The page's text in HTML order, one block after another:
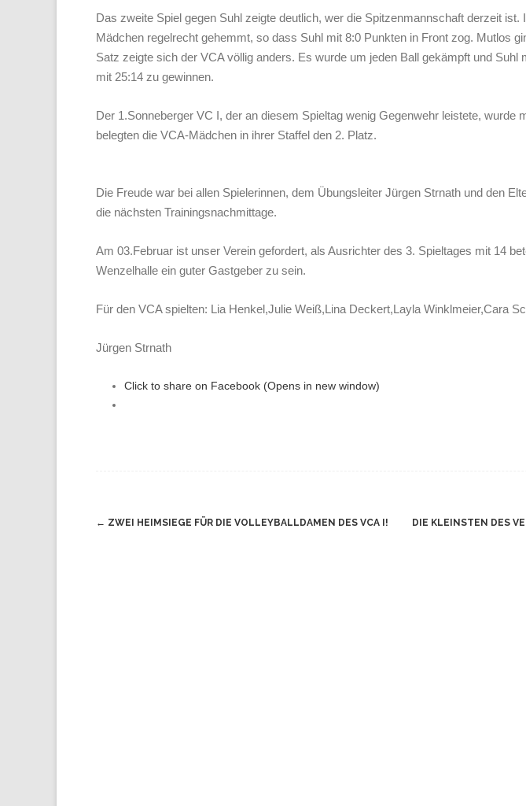
Das zweite Spiel gegen Suhl zeigte deutlich, wer die Spitzenmannschaft derzeit
Mädchen regelrecht gehemmt, so dass Suhl mit 8:0 Punkten in Front zog. Mutlos
Satz zeigte sich der VCA völlig anders. Es wurde um jeden Ball gekämpft und Suhl
mit 25:14 zu gewinnen.
Der 1.Sonneberger VC I, der an diesem Spieltag wenig Gegenwehr leistete, wurde
belegten die VCA-Mädchen in ihrer Staffel den 2. Platz.
Die Freude war bei allen Spielerinnen, dem Übungsleiter Jürgen Strnath und den
die nächsten Trainingsnachmittage.
Am 03.Februar ist unser Verein gefordert, als Ausrichter des 3. Spieltages mit 14
Wenzelhalle ein guter Gastgeber zu sein.
Für den VCA spielten: Lia Henkel,Julie Weiß,Lina Deckert,Layla Winklmeier,Cara
Jürgen Strnath
Click to share on Facebook (Opens in new window)
Navigation
← ZWEI HEIMSIEGE FÜR DIE VOLLEYBALLDAMEN DES VCA I!
DIE KLEINSTEN DES